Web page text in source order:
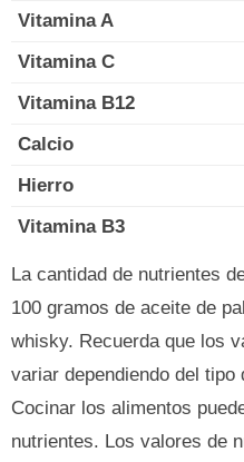
Vitamina A
Vitamina C
Vitamina B12
Calcio
Hierro
Vitamina B3
La cantidad de nutrientes
100 gramos de aceite de
whisky. Recuerda que los
variar dependiendo del
Cocinar los alimentos
nutrientes. Los valores de